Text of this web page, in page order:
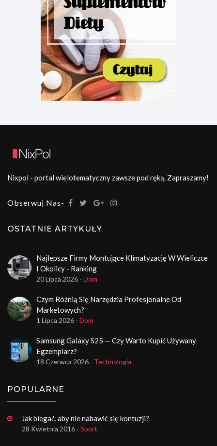
Nixpol - portal wielotematyczny zawsze pod ręką. Zapraszamy!
Obserwuj Nas-
OSTATNIE ARTYKUŁY
Najlepsze Firmy Montujące Klimatyzację W Wieliczce
I Okolicy - Ranking
20 Lipca 2026 - Dom
Czym Różnią Się Narzędzia Profesjonalne Od
Marketowych?
1 Lipca 2026 - Dom
Samsung Galaxy S25 — Czy Warto Kupić Używany
Egzemplarz?
18 Czerwca 2026 - Technologia
POPULARNE
Jak biegać, aby nie nabawić się kontuzji?
28 Kwietnia 2016 - Sport